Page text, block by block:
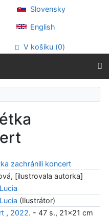
Slovensky
English
V košíku (0)
zachránili koncert
[ilustrovala autorka]
(Ilustrátor)
, 2022. - 47 s., 21x21 cm